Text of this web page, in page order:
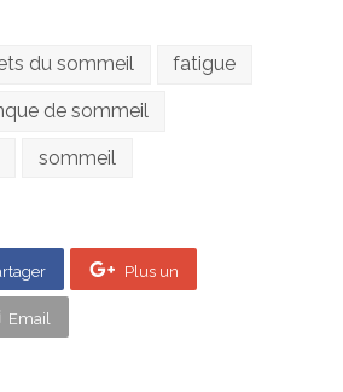
du sommeil fatigue
de sommeil
sommeil
Plus un
Email